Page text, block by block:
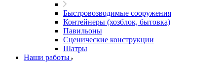
Быстровозводимые сооружения
Контейнеры (хозблок, бытовка)
Павильоны
Сценические конструкции
Шатры
Наши работы